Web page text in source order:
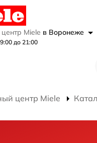
Miele в Воронеже
до 21:00
центр Miele